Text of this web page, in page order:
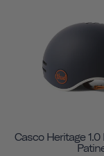
Casco Heritage 1.0